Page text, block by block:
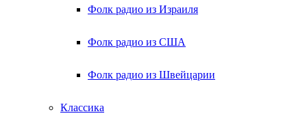
Фолк радио из Израиля
Фолк радио из США
Фолк радио из Швейцарии
Классика